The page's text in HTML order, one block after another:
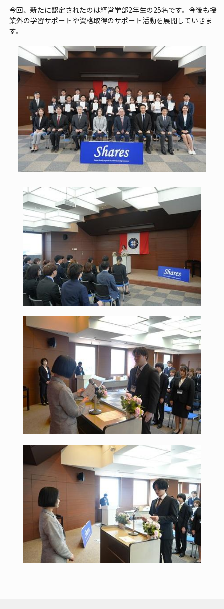
今回、新たに認定されたのは経営学部2年生の25名です。今後も授
業外の学習サポートや資格取得のサポート活動を展開していきま
す。